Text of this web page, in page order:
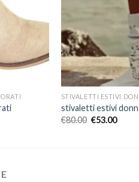
STIVALETTI ESTIVI
stivaletti estivi
€80.00 €53.00